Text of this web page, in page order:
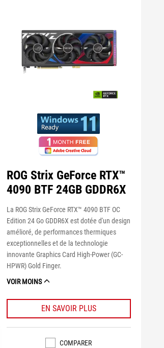
ROG Strix GeForce RTX™
4090 BTF 24GB GDDR6X
La ROG Strix GeForce RTX™ 4090 BTF OC
Edition 24 Go GDDR6X est dotée d'un design
amélioré, de performances thermiques
exceptionnelles et de la technologie
innovante Graphics Card High-Power (GC-
HPWR) Gold Finger.
VOIR MOINS
EN SAVOIR PLUS
COMPARER